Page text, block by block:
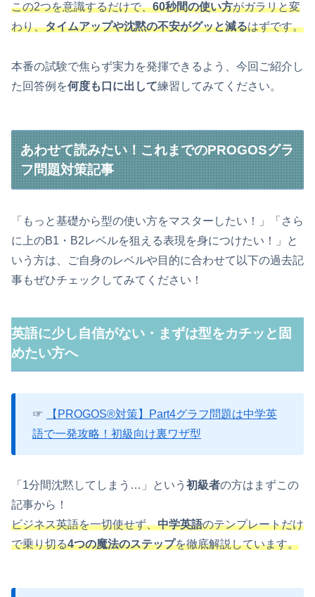
この2つを意識するだけで、60秒間の使い方がガラリと変
わり、タイムアップや沈黙の不安がグッと減るはずです。
本番の試験で焦らず実力を発揮できるよう、今回ご紹介し
た回答例を何度も口に出して練習してみてください。
あわせて読みたい！これまでのPROGOSグラ
フ問題対策記事
「もっと基礎から型の使い方をマスターしたい！」「さら
に上のB1・B2レベルを狙える表現を身につけたい！」と
いう方は、ご自身のレベルや目的に合わせて以下の過去記
事もぜひチェックしてみてください！
英語に少し自信がない・まずは型をカチッと固
めたい方へ
☞
【PROGOS®対策】Part4グラフ問題は中学英
語で一発攻略！初級向け裏ワザ型
「1分間沈黙してしまう…」という 初級者の方はまずこの
記事から！
ビジネス英語を一切使せず、中学英語のテンプレートだけ
で乗り切る4つの魔法のステップを徹底解説しています。